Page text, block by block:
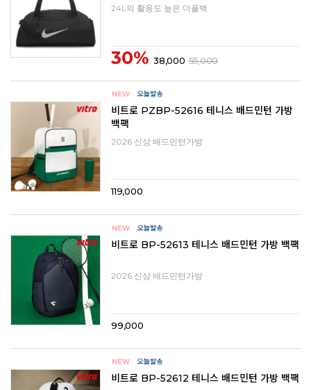
24L의 활용도 높은 더플백
30% 38,000 55,000
비트로 PZBP-52616 테니스 배드민턴 가방
백팩
2026 신상 배드민턴가방
119,000
비트로 BP-52613 테니스 배드민턴 가방 백팩
2026 신상 배드민턴가방
99,000
비트로 BP-52612 테니스 배드민턴 가방 백팩